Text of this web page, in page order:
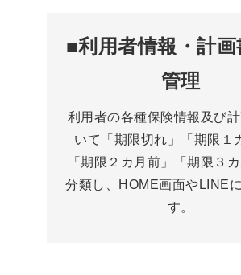
■利用者情報・計画
管理
利用者の各種保険情報及び
いて「期限切れ」「期限１
「期限２カ月前」「期限３
分類し、HOME画面やLINE
す。